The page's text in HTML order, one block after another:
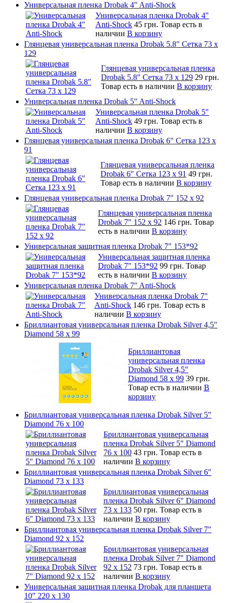
Универсальная пленка Drobak 4" Anti-Shock
Универсальная пленка Drobak 4"
Anti-Shock 45 грн. Товар есть в
наличии В корзину
Глянцевая универсальная пленка Drobak 5.8" Сетка 73 x
129
Глянцевая универсальная пленка
Drobak 5.8" Сетка 73 x 129 29 грн.
Товар есть в наличии В корзину
Универсальная пленка Drobak 5" Anti-Shock
Универсальная пленка Drobak 5"
Anti-Shock 49 грн. Товар есть в
наличии В корзину
Глянцевая универсальная пленка Drobak 6" Сетка 123 х
91
Глянцевая универсальная пленка
Drobak 6" Сетка 123 х 91 49 грн.
Товар есть в наличии В корзину
Глянцевая универсальная пленка Drobak 7" 152 x 92
Глянцевая универсальная пленка
Drobak 7" 152 x 92 146 грн. Товар
есть в наличии В корзину
Универсальная защитная пленка Drobak 7" 153*92
Универсальная защитная пленка
Drobak 7" 153*92 99 грн. Товар
есть в наличии В корзину
Универсальная пленка Drobak 7" Anti-Shock
Универсальная пленка Drobak 7"
Anti-Shock 146 грн. Товар есть в
наличии В корзину
Бриллиантовая универсальная пленка Drobak Silver 4,5"
Diamond 58 х 99
Бриллиантовая
универсальная пленка
Drobak Silver 4,5"
Diamond 58 х 99 39 грн.
Товар есть в наличии В
корзину
Бриллиантовая универсальная пленка Drobak Silver 5"
Diamond 76 х 100
Бриллиантовая универсальная
пленка Drobak Silver 5" Diamond
76 х 100 43 грн. Товар есть в
наличии В корзину
Бриллиантовая универсальная пленка Drobak Silver 6"
Diamond 73 х 133
Бриллиантовая универсальная
пленка Drobak Silver 6" Diamond
73 х 133 50 грн. Товар есть в
наличии В корзину
Бриллиантовая универсальная пленка Drobak Silver 7"
Diamond 92 х 152
Бриллиантовая универсальная
пленка Drobak Silver 7" Diamond
92 х 152 73 грн. Товар есть в
наличии В корзину
Универсальная защитная пленка Drobak для планшета
10" 220 x 130